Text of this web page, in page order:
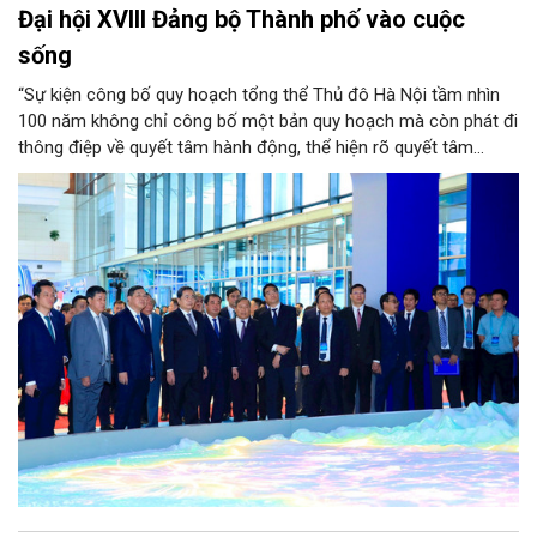
Đại hội XVIII Đảng bộ Thành phố vào cuộc
sống
“Sự kiện công bố quy hoạch tổng thể Thủ đô Hà Nội tầm nhìn
100 năm không chỉ công bố một bản quy hoạch mà còn phát đi
thông điệp về quyết tâm hành động, thể hiện rõ quyết tâm
chính trị của thành phố trong việc đưa Nghị quyết Đại hội XIV
của Đảng, Nghị quyết Đại hội Đảng bộ Thành phố lần thứ XVIII
vào cuộc sống, đúng với chỉ đạo của đồng chí Tổng Bí thư, Chủ
tịch nước Tô Lâm: Hà Nội đã nói là làm, làm nhanh, làm đúng,
làm hiệu quả, làm đến cùng” – đồng chí Trần Thanh Mẫn, Ủy
viên Bộ Chính trị, Chủ tịch Quốc